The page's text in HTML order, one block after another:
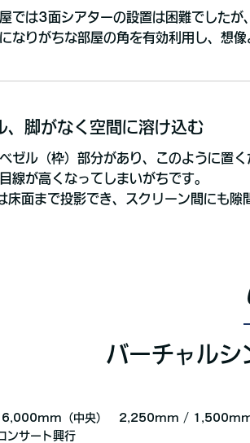
では3面シアターの設置は困難でしたが
なりがちな部屋の角を有効利用し、想像
脚がなく空間に溶け込む
ゼル（枠）部分があり、このように置く
線が高くなってしまいがちです。
まで投影でき、スクリーン間にも隙
バーチャルシ
（中央） 2,250mm / 1,500mm
ンサート興行